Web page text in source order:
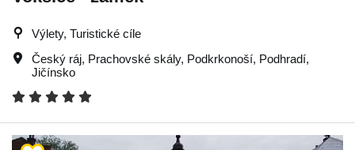
Výlety, Turistické cíle
Český ráj, Prachovské skály, Podkrkonoší, Podhradí,
Jičínsko